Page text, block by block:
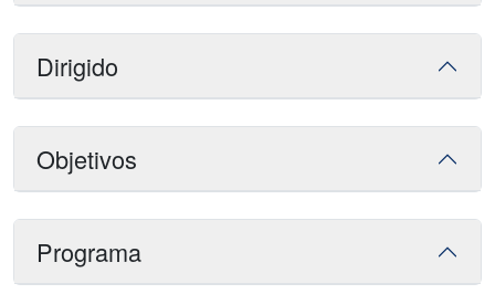
Dirigido
Objetivos
Programa